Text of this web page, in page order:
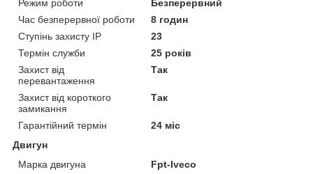
Режим роботи
Безперервний
Час безперервної роботи
8 годин
Ступінь захисту IP
23
Термін служби
25 років
Захист від
перевантаження
Так
Захист від короткого
замикання
Так
Гарантійний термін
24 міс
Двигун
Марка двигуна
Fpt-Iveco